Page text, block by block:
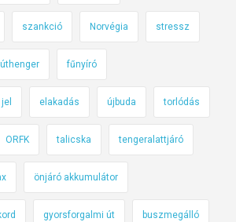
szankció Norvégia stressz
úthenger fűnyíró
elakadás újbuda torlódás
ORFK talicska tengeralattjáró
önjáró akkumulátor
gyorsforgalmi út buszmegálló